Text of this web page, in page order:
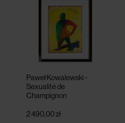
Paweł Kowalewski -
Sexualité de
Champignon
2 490,00 zł